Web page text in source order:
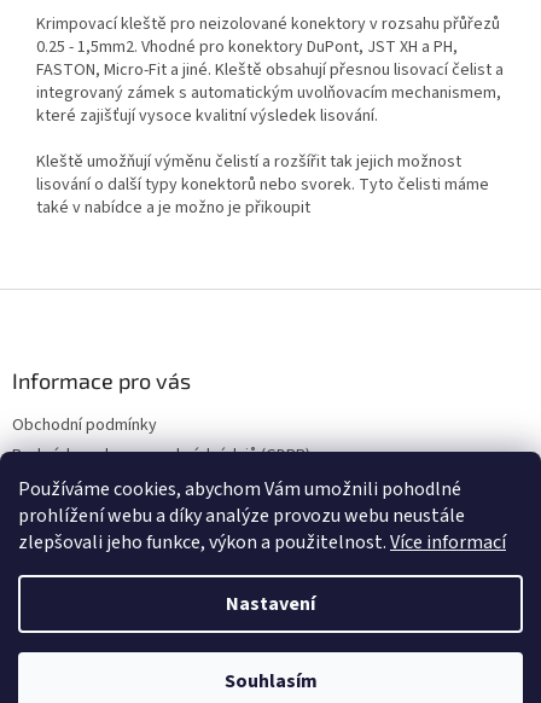
Používáme cookies, abychom Vám umožnili pohodlné
prohlížení webu a díky analýze provozu webu neustále
zlepšovali jeho funkce, výkon a použitelnost.Více informací
Nastavení
Souhlasím
Krimpovací kleště pro neizolované konektory v rozsahu přůřezů
0.25 - 1,5mm2. Vhodné pro konektory DuPont, JST XH a PH,
FASTON, Micro-Fit a jiné. Kleště obsahují přesnou lisovací čelist a
integrovaný zámek s automatickým uvolňovacím mechanismem,
které zajišťují vysoce kvalitní výsledek lisování.
Kleště umožňují výměnu čelistí a rozšířit tak jejich možnost
lisování o další typy konektorů nebo svorek. Tyto čelisti máme
také v nabídce a je možno je přikoupit
Informace pro vás
Obchodní podmínky
Podmínky ochrany osobních údajů (GDPR)
Copyright 2026RT-Auto.cz. Všechna práva vyhrazena.Upravit
nastavení cookies